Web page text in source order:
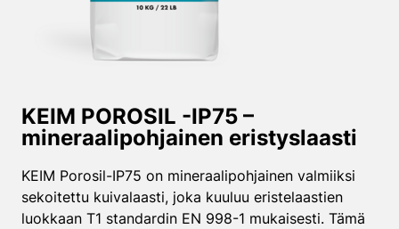
KEIM POROSIL -IP75 –
mineraalipohjainen eristyslaasti
KEIM Porosil-IP75 on mineraalipohjainen valmiiksi
sekoitettu kuivalaasti, joka kuuluu eristelaastien
luokkaan T1 standardin EN 998-1 mukaisesti. Tämä